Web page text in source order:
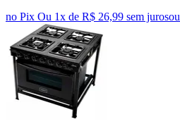
no Pix Ou 1x de R$ 26,99 sem jurosou